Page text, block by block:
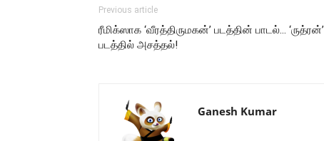
Previous article
ரீமிக்ஸாக ‘வீரத்திருமகன்’ படத்தின் பாடல்… ‘ருத்ரன்’
படத்தில் அசத்தல்!
Ganesh Kumar